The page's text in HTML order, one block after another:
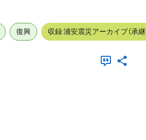
復興 収録:浦安震災アーカイブ（承継